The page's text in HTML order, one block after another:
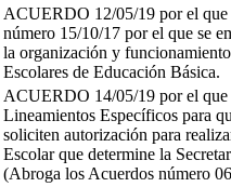
ACUERDO 12/05/19 por el que
número 15/10/17 por el que se
la organización y
Escolares de Educación Básica.
ACUERDO 14/05/19 por el que
Lineamientos Específicos para
soliciten autorización para
Escolar que determine la
(Abroga los Acuerdos número